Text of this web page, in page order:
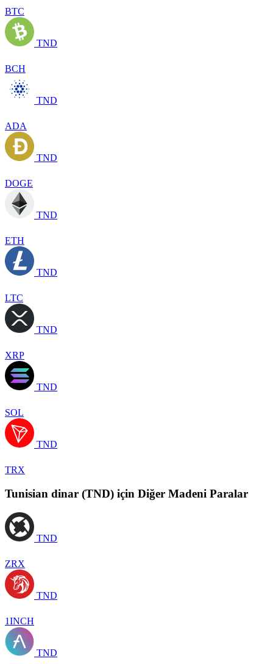
BTC
TND
BCH
TND
ADA
TND
DOGE
TND
ETH
TND
LTC
TND
XRP
TND
SOL
TND
TRX
Tunisian dinar (TND) için Diğer Madeni Paralar
TND
ZRX
TND
1INCH
TND